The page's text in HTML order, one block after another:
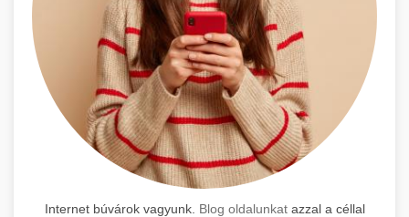
Internet búvárok vagyunk. Blog oldalunkatazzal a céllal